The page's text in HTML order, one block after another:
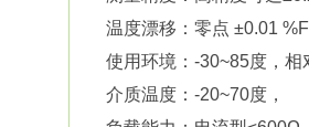
温度漂移：零点 ±0.01
使用环境：-30~85度，
介质温度：-20~70度，